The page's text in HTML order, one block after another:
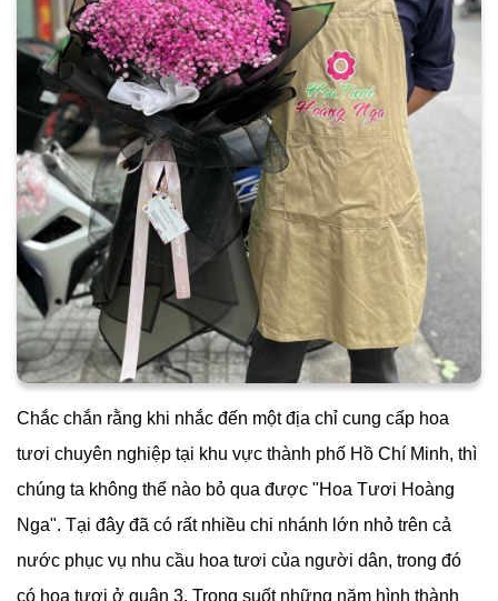
Chắc chắn rằng khi nhắc đến một địa chỉ cung cấp hoa
tươi chuyên nghiệp tại khu vực thành phố Hồ Chí Minh, thì
chúng ta không thể nào bỏ qua được "Hoa Tươi Hoàng
Nga". Tại đây đã có rất nhiều chi nhánh lớn nhỏ trên cả
nước phục vụ nhu cầu hoa tươi của người dân, trong đó
có hoa tươi ở quận 3. Trong suốt những năm hình thành